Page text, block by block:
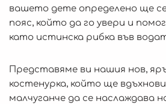
вашето дете определено ще
пояс, който да го увери и
като истинска рибка във
Представяме ви нашия нов,
костенурка, който ще
малчуганче да се наслаждава